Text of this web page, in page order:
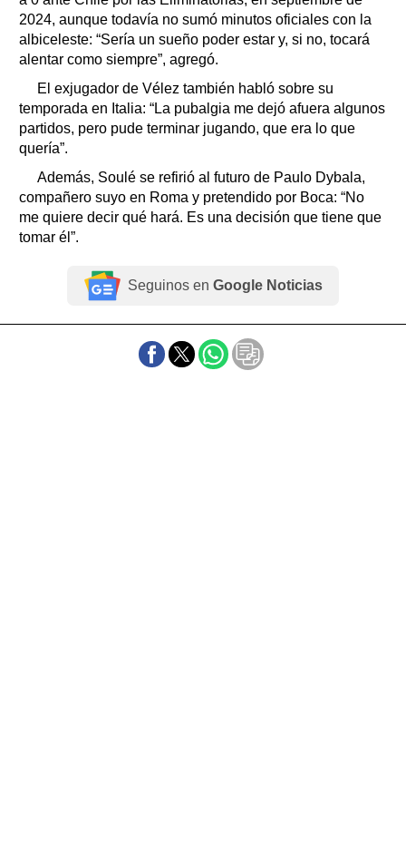
2024, aunque todavía no sumó minutos oficiales con la
albiceleste: “Sería un sueño poder estar y, si no, tocará
alentar como siempre”, agregó.
El exjugador de Vélez también habló sobre su
temporada en Italia: “La pubalgia me dejó afuera algunos
partidos, pero pude terminar jugando, que era lo que
quería”.
Además, Soulé se refirió al futuro de Paulo Dybala,
compañero suyo en Roma y pretendido por Boca: “No
me quiere decir qué hará. Es una decisión que tiene que
tomar él”.
Seguinos en Google Noticias